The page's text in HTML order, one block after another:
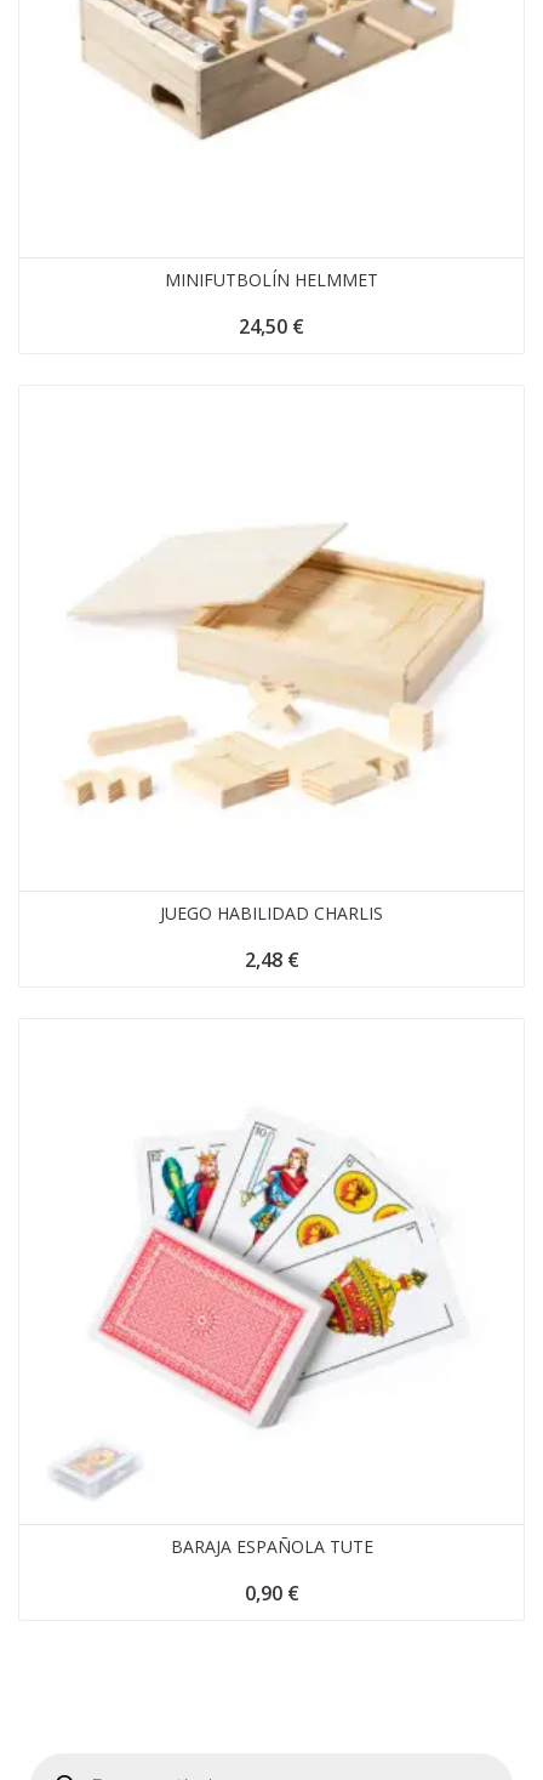
MINIFUTBOLÍN HELMMET
24,50 €
JUEGO HABILIDAD CHARLIS
2,48 €
BARAJA ESPAÑOLA TUTE
0,90 €